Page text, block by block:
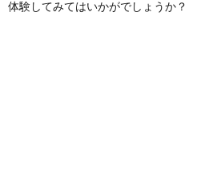
体験してみてはいかがでしょうか？